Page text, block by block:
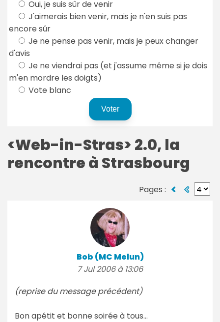
Oui, je suis sûr de venir
J'aimerais bien venir, mais je n'en suis pas
encore sûr
Je ne pense pas venir, mais je peux changer
d'avis
Je ne viendrai pas (et j'assume même si je dois
m'en mordre les doigts)
Vote blanc
<Web-in-Stras> 2.0, la
rencontre à Strasbourg
Pages :
Bob (MC Melun)
7 Jul 2006 à 13:06
(reprise du message précédent)
Bon apétit et bonne soirée à tous...